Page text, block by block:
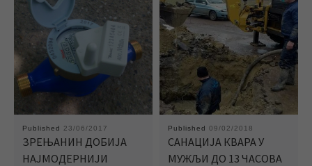
Published 23/06/2017
ЗРЕЊАНИН ДОБИЈА
НАЈМОДЕРНИЈИ
Published 09/02/2018
САНАЦИЈА КВАРА У
МУЖЉИ ДО 13 ЧАСОВА